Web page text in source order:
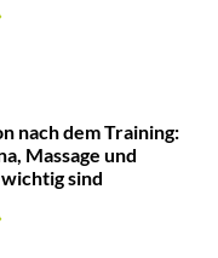
nach dem Training:
Massage und
sind